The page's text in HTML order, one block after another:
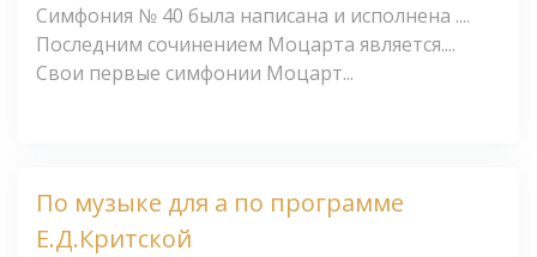
Симфония № 40 была написана и исполнена ....
Последним сочинением Моцарта является....
Свои первые симфонии Моцарт...
По музыке для а по программе
Е.Д.Критской